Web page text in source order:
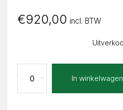
€920,00 incl. BTW
Rosia
Rond
+
- In winkelwagen